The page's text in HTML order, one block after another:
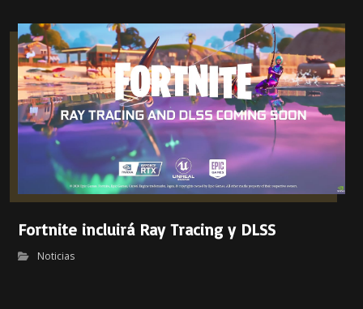
Fortnite incluirá Ray Tracing y DLSS
Noticias